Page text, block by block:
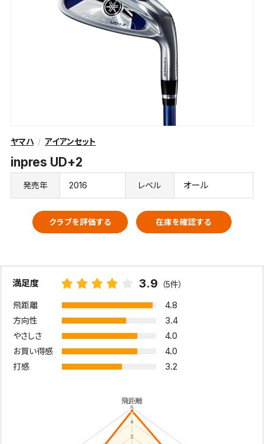
ヤマハ アイアンセット
inpres UD+2
発売年 2016 レベル オール
クラブを評価する 在庫を確認する
満足度 3.9 （5件）
飛距離 4.8
方向性 3.4
やさしさ 4.0
お買い得感 4.0
打感 3.2